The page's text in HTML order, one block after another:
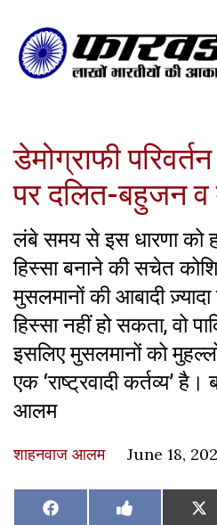
डेमोग्राफी
पर दलित-बहुजन व
लंबे समय से इस धारणा को
हिस्सा बनाने की सचेत
मुसलमानों की आबादी
हिस्सा नहीं हो सकता, वो
इसलिए मुसलमानों को
एक ‘राष्ट्रवादी कर्तव्य’
आलम
शाहनवाज आलम June 18,
Share
Facebook Share
Like
X